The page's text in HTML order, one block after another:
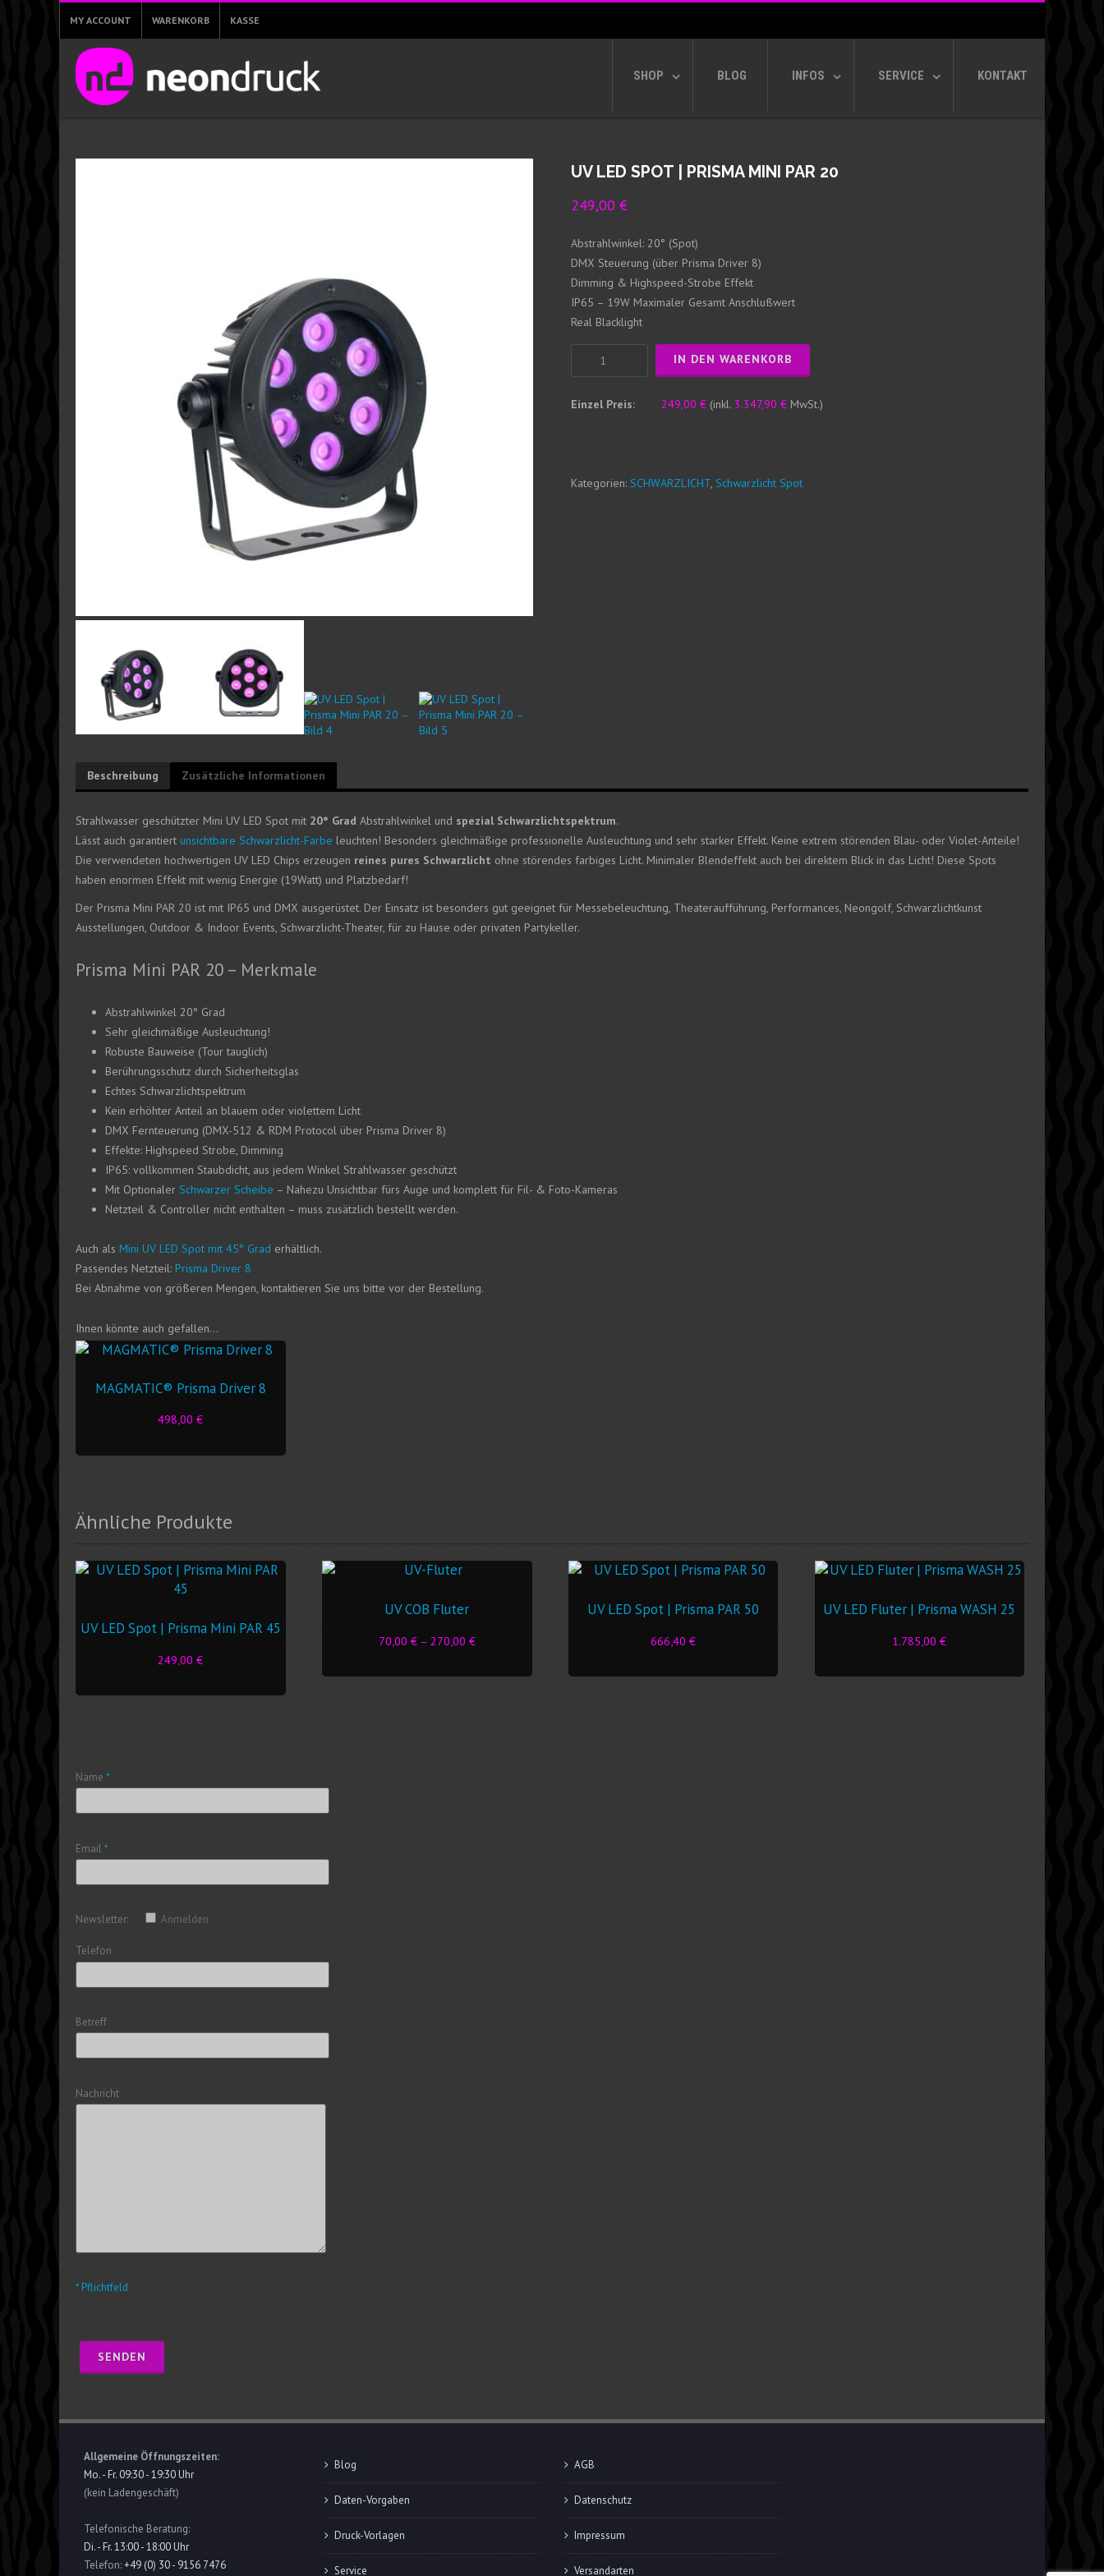
MY ACCOUNT WARENKORB KASSE
SHOP BLOG INFOS SERVICE KONTAKT
UV LED SPOT | PRISMA MINI PAR 20
249,00€
Abstrahlwinkel: 20° (Spot)
DMX Steuerung (über Prisma Driver 8)
Dimming & Highspeed-Strobe Effekt
IP65 – 19W Maximaler Gesamt Anschlußwert
Real Blacklight
UV
|
20
IN DEN WARENKORB
Einzel Preis: 249,00€ (inkl. 3.347,90€ MwSt.)
Kategorien: SCHWARZLICHT Schwarzlicht Spot
Beschreibung Zusätzliche Informationen
Strahlwasser geschützter Mini UV LED Spot mit 20° Grad Abstrahlwinkel und spezial Schwarzlichtspektrum.
Lässt auch garantiert unsichtbare Schwarzlicht-Farbe leuchten! Besonders gleichmäßige professionelle Ausleuchtung und sehr starker Effekt. Keine extrem störenden Blau- oder Violet-Anteile!
Die verwendeten hochwertigen UV LED Chips erzeugen reines pures Schwarzlicht ohne störendes farbiges Licht. Minimaler Blendeffekt auch bei direktem Blick in das Licht! Diese Spots
haben enormen Effekt mit wenig Energie (19Watt) und Platzbedarf!
Der Prisma Mini PAR 20 ist mit IP65 und DMX ausgerüstet. Der Einsatz ist besonders gut geeignet für Messebeleuchtung, Theateraufführung, Performances, Neongolf, Schwarzlichtkunst
Ausstellungen, Outdoor & Indoor Events, Schwarzlicht-Theater, für zu Hause oder privaten Partykeller.
Prisma Mini PAR 20 – Merkmale
Abstrahlwinkel 20° Grad
Sehr gleichmäßige Ausleuchtung!
Robuste Bauweise (Tour tauglich)
Berührungsschutz durch Sicherheitsglas
Echtes Schwarzlichtspektrum
Kein erhöhter Anteil an blauem oder violettem Licht
DMX Fernteuerung (DMX-512 & RDM Protocol über Prisma Driver 8)
Effekte: Highspeed Strobe, Dimming
IP65: vollkommen Staubdicht, aus jedem Winkel Strahlwasser geschützt
Mit Optionaler Schwarzer Scheibe – Nahezu Unsichtbar fürs Auge und komplett für Fil- & Foto-Kameras
Netzteil & Controller nicht enthalten – muss zusätzlich bestellt werden.
Auch als Mini UV LED Spot mit 45° Grad erhältlich.
Passendes Netzteil: Prisma Driver 8
Bei Abnahme von größeren Mengen, kontaktieren Sie uns bitte vor der Bestellung.
Ihnen könnte auch gefallen…
MAGMATIC® Prisma Driver 8
498,00€
Ähnliche Produkte
UV LED Spot | Prisma Mini PAR 45
249,00€
UV COB Fluter
70,00 €– 270,00 €
UV LED Spot | Prisma PAR 50
666,40€
UV LED Fluter | Prisma WASH 25
1.785,00€
Name *
Email *
Newsletter: Anmelden
Telefon
Betreff
Nachricht
* Pflichtfeld
Allgemeine Öffnungszeiten:
Mo. - Fr. 09:30 - 19:30 Uhr
(kein Ladengeschäft)
Telefonische Beratung:
Di. - Fr. 13:00 - 18:00 Uhr
Telefon:+49 (0) 30 - 9156 7476
Blog
Daten-Vorgaben
Druck-Vorlagen
Service
AGB
Datenschutz
Impressum
Versandarten